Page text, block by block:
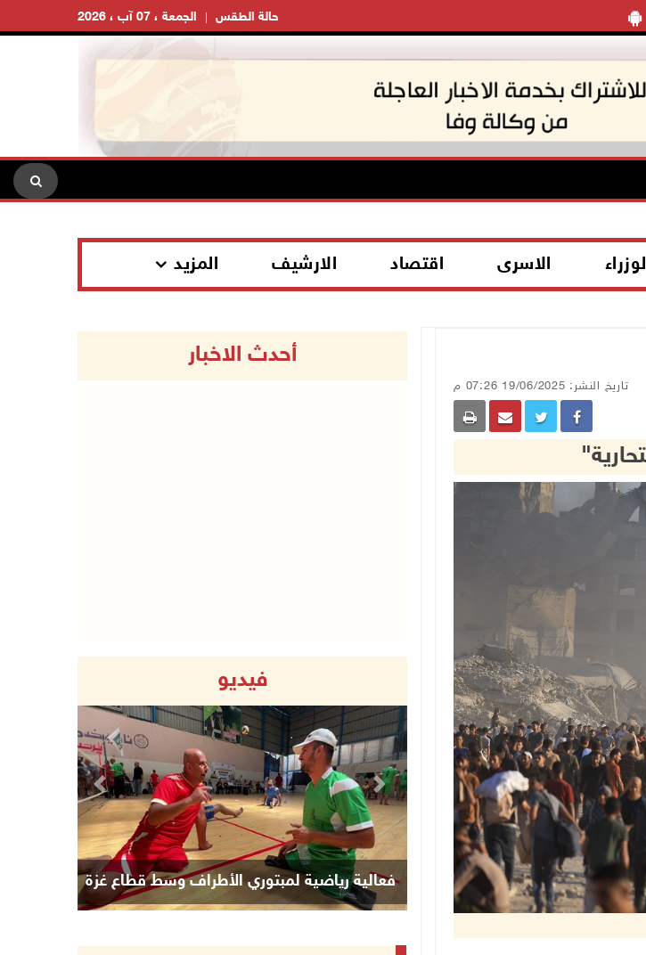
الجمعة ، 07 آب ، 2026 حالة الطقس
الاسرى اقتصاد الارشيف المزيد
تاريخ النشر: 19/06/2025 07:26 م
أحدث الاخبار
فيديو
قصف إسرائيلي يستهدف حي الشجاعية بغزة
Previous Next